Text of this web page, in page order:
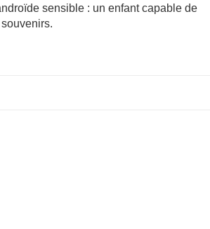
sensible : un enfant capable de